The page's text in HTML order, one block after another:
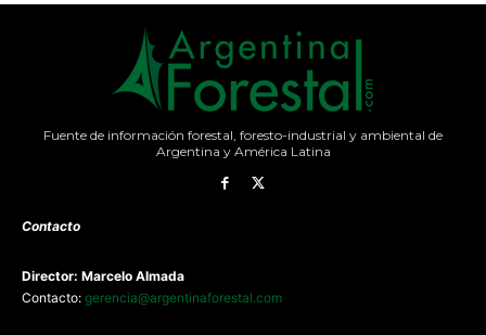
Fuente de información forestal, foresto-industrial y ambiental de
Argentina y América Latina
Contacto
Director: Marcelo Almada
Contacto: gerencia@argentinaforestal.com